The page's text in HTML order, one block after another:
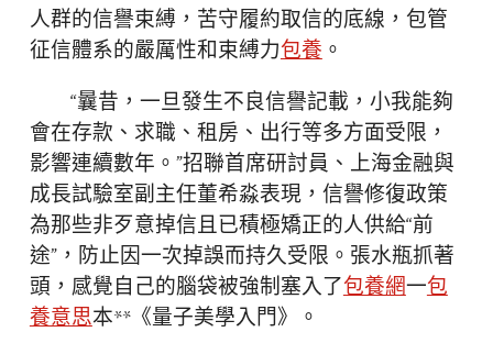
人群的信譽束縛，苦守履約取信的底線，包管
征信體系的嚴厲性和束縛力包養 。
“曩昔，一旦發生不良信譽記載，小我能夠
會在存款、求職、租房、出行等多方面受限，
影響連續數年。”招聯首席研討員、上海金融與
成長試驗室副主任董希淼表現，信譽修復政策
為那些非歹意掉信且已積極矯正的人供給“前
途”，防止因一次掉誤而持久受限。張水瓶抓著
頭，感覺自己的腦袋被強制塞入了包養網一包
養意思本**《量子美學入門》。